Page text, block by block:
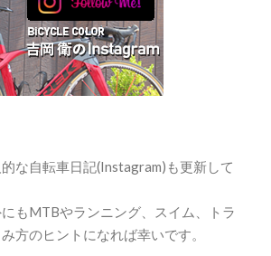
な自転車日記(Instagram)も更新して
もMTBやランニング、スイム、トラ
方のヒントになれば幸いです。